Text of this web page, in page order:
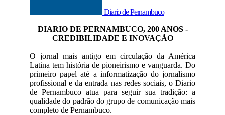
Diario de Pernambuco
DIARIO DE PERNAMBUCO, 200 ANOS -
CREDIBILIDADE E INOVAÇÃO
O jornal mais antigo em circulação da América
Latina tem história de pioneirismo e vanguarda. Do
primeiro papel até a informatização do jornalismo
profissional e da entrada nas redes sociais, o Diario
de Pernambuco atua para seguir sua tradição: a
qualidade do padrão do grupo de comunicação mais
completo de Pernambuco.